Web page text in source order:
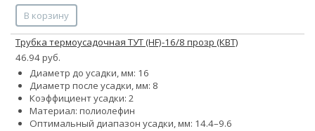
В корзину
Трубка термоусадочная ТУТ (HF)-16/8 прозр (КВТ)
46.94 руб.
Диаметр до усадки, мм: 16
Диаметр после усадки, мм: 8
Коэффициент усадки: 2
Материал: полиолефин
Оптимальный диапазон усадки, мм: 14.4–9.6